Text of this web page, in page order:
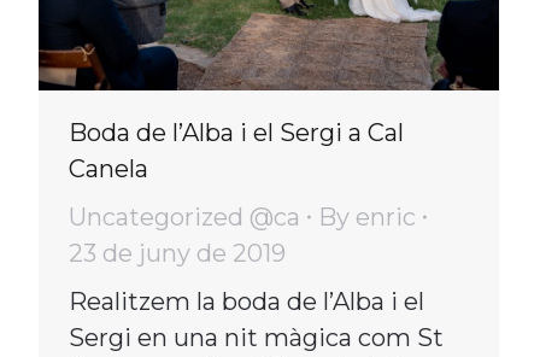
Boda de l’Alba i el Sergi a Cal
Canela
Uncategorized @ca
By enric
23 de juny de 2019
Realitzem la boda de l’Alba i el
Sergi en una nit màgica com St